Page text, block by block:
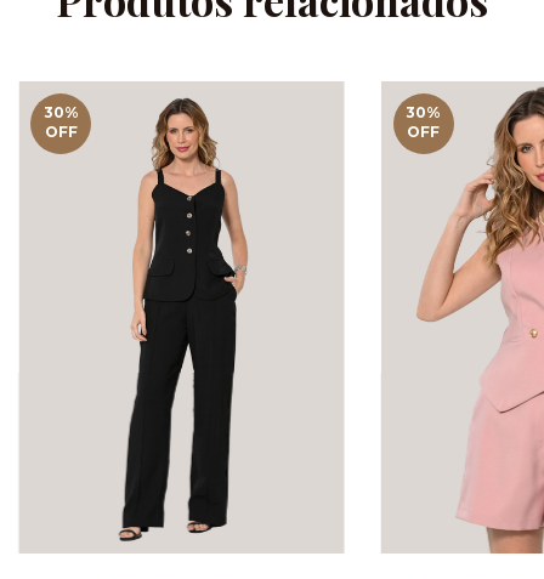
30%
OFF
30%
OFF